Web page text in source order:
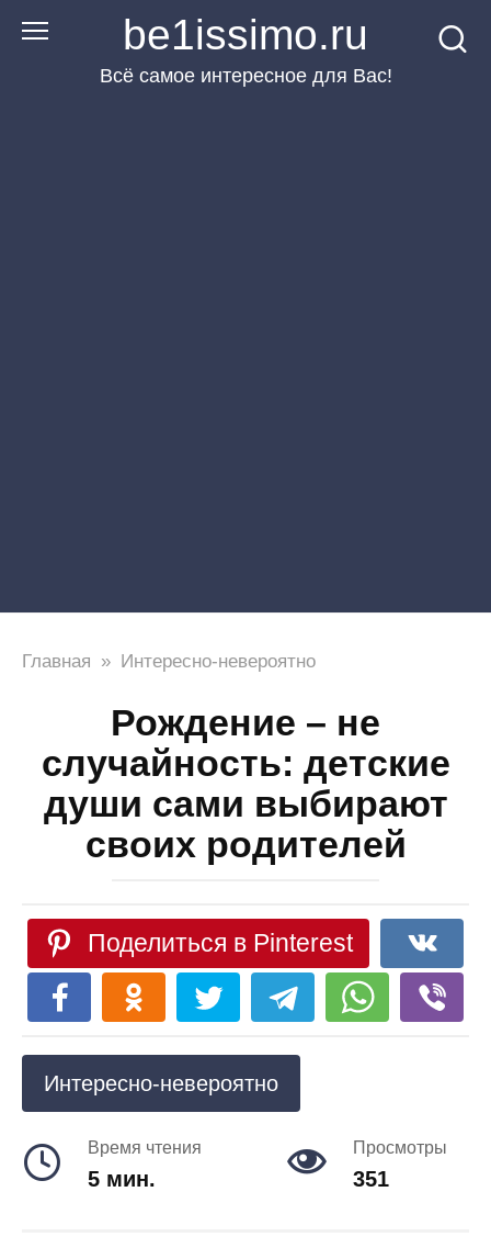
Перейти
be1issimo.ru
Всё самое интересное для Вас!
Главная » Интересно-невероятно
Рождение – не
случайность: детские
души сами выбирают
своих родителей
Поделиться в Pinterest
Интересно-невероятно
Время чтения
5 мин.
Просмотры
351